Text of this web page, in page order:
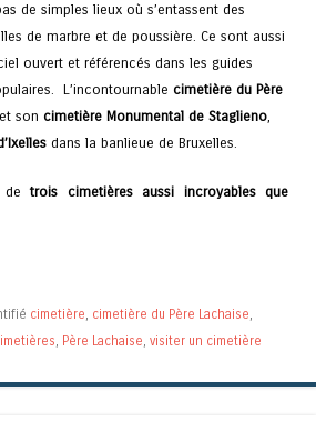
de simples lieux où s’entassent des
de marbre et de poussière. Ce sont aussi
ouvert et référencés dans les guides
L’incontournable cimetière du Père
son cimetière Monumental de Staglieno,
dans la banlieue de Bruxelles.
detrois cimetières aussi incroyables que
cimetière, cimetière du Père Lachaise,
, Père Lachaise, visiter un cimetière